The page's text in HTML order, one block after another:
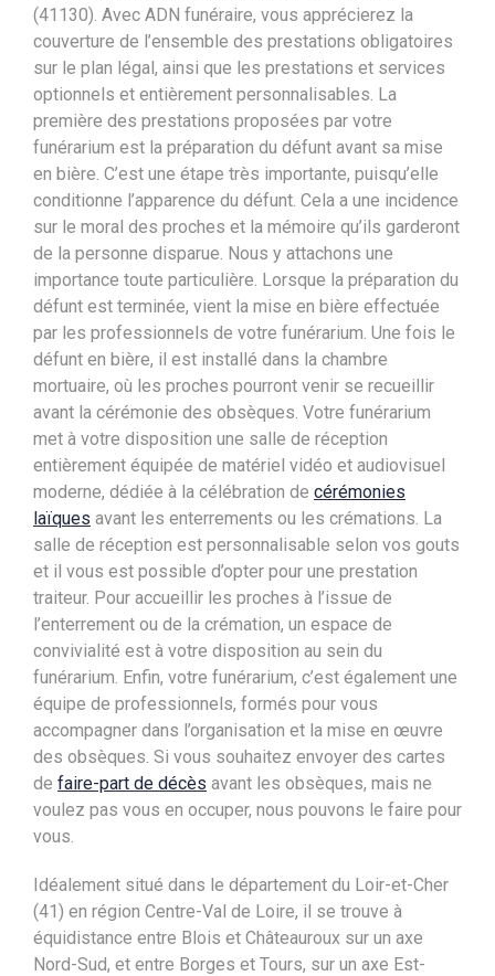
(41130). Avec ADN funéraire, vous apprécierez la
couverture de l’ensemble des prestations obligatoires
sur le plan légal, ainsi que les prestations et services
optionnels et entièrement personnalisables. La
première des prestations proposées par votre
funérarium est la préparation du défunt avant sa mise
en bière. C’est une étape très importante, puisqu’elle
conditionne l’apparence du défunt. Cela a une incidence
sur le moral des proches et la mémoire qu’ils garderont
de la personne disparue. Nous y attachons une
importance toute particulière. Lorsque la préparation du
défunt est terminée, vient la mise en bière effectuée
par les professionnels de votre funérarium. Une fois le
défunt en bière, il est installé dans la chambre
mortuaire, où les proches pourront venir se recueillir
avant la cérémonie des obsèques. Votre funérarium
met à votre disposition une salle de réception
entièrement équipée de matériel vidéo et audiovisuel
moderne, dédiée à la célébration de cérémonies
laïques avant les enterrements ou les crémations. La
salle de réception est personnalisable selon vos gouts
et il vous est possible d’opter pour une prestation
traiteur. Pour accueillir les proches à l’issue de
l’enterrement ou de la crémation, un espace de
convivialité est à votre disposition au sein du
funérarium. Enfin, votre funérarium, c’est également une
équipe de professionnels, formés pour vous
accompagner dans l’organisation et la mise en œuvre
des obsèques. Si vous souhaitez envoyer des cartes
de faire-part de décès avant les obsèques, mais ne
voulez pas vous en occuper, nous pouvons le faire pour
vous.
Idéalement situé dans le département du Loir-et-Cher
(41) en région Centre-Val de Loire, il se trouve à
équidistance entre Blois et Châteauroux sur un axe
Nord-Sud, et entre Borges et Tours, sur un axe Est-